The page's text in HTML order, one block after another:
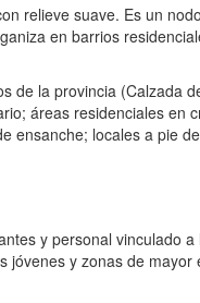
relieve suave. Es un
en barrios
de la provincia (Calzada
áreas residenciales
ensanche; locales a pie
y personal vinculado
y zonas de